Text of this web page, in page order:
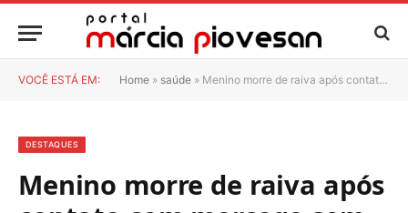
VOCÊ ESTÁ EM: Home » saúde » Menino morre de raiva após contato com morcego sem mordida aparente no Canadá
DESTAQUES
Menino morre de raiva após